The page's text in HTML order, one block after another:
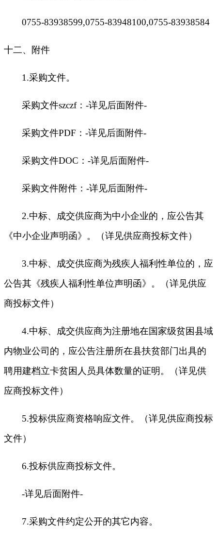
0755-83938599,0755-83948100,0755-83938584
十二、附件
1.采购文件。
采购文件szczf：-详见后面附件-
采购文件PDF：-详见后面附件-
采购文件DOC：-详见后面附件-
采购文件附件：-详见后面附件-
2.中标、成交供应商为中小企业的，应公告其
《中小企业声明函》。（详见供应商投标文件）
3.中标、成交供应商为残疾人福利性单位的，应
公告其《残疾人福利性单位声明函》。（详见供应
商投标文件）
4.中标、成交供应商为注册地在国家级贫困县域
内物业公司的，应公告注册所在县扶贫部门出具的
聘用建档立卡贫困人员具体数量的证明。（详见供
应商投标文件）
5.投标供应商资格响应文件。（详见供应商投标
文件）
6.投标供应商投标文件。
-详见后面附件-
7.采购文件约定公开的其它内容。